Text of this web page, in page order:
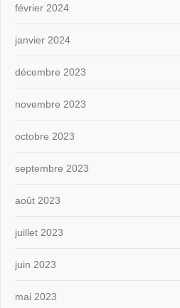
février 2024
janvier 2024
décembre 2023
novembre 2023
octobre 2023
septembre 2023
août 2023
juillet 2023
juin 2023
mai 2023